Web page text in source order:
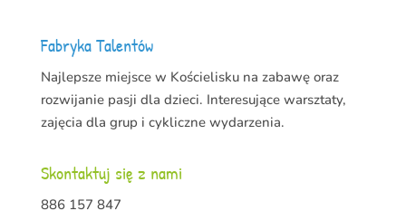
Fabryka Talentów
Najlepsze miejsce w Kościelisku na zabawę oraz
rozwijanie pasji dla dzieci. Interesujące warsztaty,
zajęcia dla grup i cykliczne wydarzenia.
Skontaktuj się z nami
886 157 847